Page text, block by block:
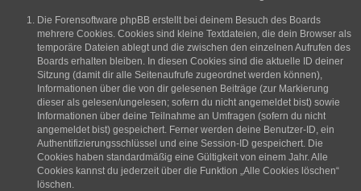
Die Forensoftware phpBB erstellt bei deinem Besuch des Boards
mehrere Cookies. Cookies sind kleine Textdateien, die dein Browser als
temporäre Dateien ablegt und die zwischen den einzelnen Aufrufen des
Boards erhalten bleiben. In diesen Cookies sind die aktuelle ID deiner
Sitzung (damit dir alle Seitenaufrufe zugeordnet werden können),
Informationen über die von dir gelesenen Beiträge (zur Markierung
dieser als gelesen/ungelesen; sofern du nicht angemeldet bist) sowie
Informationen über deine Teilnahme an Umfragen (sofern du nicht
angemeldet bist) gespeichert. Ferner werden deine Benutzer-ID, ein
Authentifizierungsschlüssel und eine Session-ID gespeichert. Die
Cookies haben standardmäßig eine Gültigkeit von einem Jahr. Alle
Cookies kannst du jederzeit über die Funktion „Alle Cookies löschen“
löschen.